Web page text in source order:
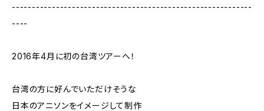
------------------------------------------------------------
----
2016年4月に初の台湾ツアーへ！
台湾の方に好んでいただけそうな
日本のアニソンをイメージして制作